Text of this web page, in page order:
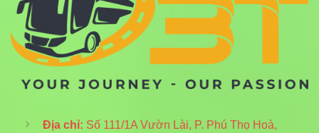
Địa chỉ: Số 111/1A Vườn Lài, P. Phú Thọ Hoà,